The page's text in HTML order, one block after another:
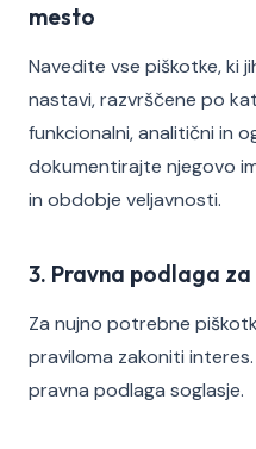
mesto
Navedite vse piškotke, ki
nastavi, razvrščene po
funkcionalni, analitični in
dokumentirajte njegovo
in obdobje veljavnosti.
3. Pravna podlaga
Za nujno potrebne
praviloma zakoniti
pravna podlaga soglasje.